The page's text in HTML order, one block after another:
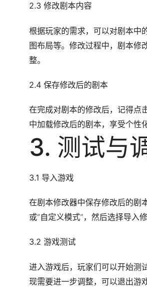
2.3 修改剧本内容
根据玩家的需求，可以对剧本中
图布局等。修改过程中，剧本修
整。
2.4 保存修改后的剧本
在完成对剧本的修改后，记得点
中加载修改后的剧本，享受个性
3. 测试与
3.1 导入游戏
在剧本修改器中保存修改后的剧
或“自定义模式”，然后选择导入
3.2 游戏测试
进入游戏后，玩家们可以开始测
现需要进一步调整，可以退出游